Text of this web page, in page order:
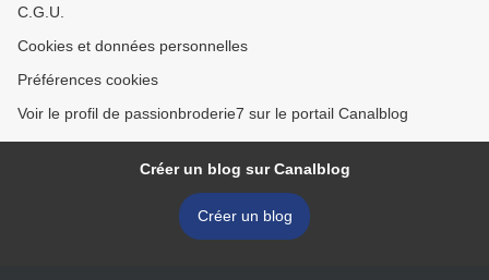
C.G.U.
Cookies et données personnelles
Préférences cookies
Voir le profil de passionbroderie7 sur le portail Canalblog
Créer un blog sur Canalblog
Créer un blog